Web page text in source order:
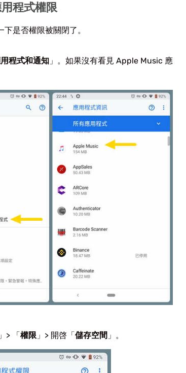
程式權限
是否權限被關閉了。
程式和通知 」。如果沒有看見 Apple Music 應
」> 「權限 」> 開啓「儲存空間 」。